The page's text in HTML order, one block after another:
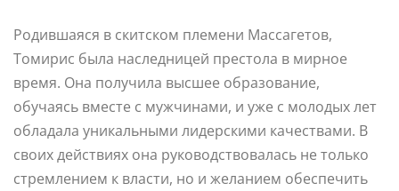
Родившаяся в скитском племени Массагетов,
Томирис была наследницей престола в мирное
время. Она получила высшее образование,
обучаясь вместе с мужчинами, и уже с молодых лет
обладала уникальными лидерскими качествами. В
своих действиях она руководствовалась не только
стремлением к власти, но и желанием обеспечить